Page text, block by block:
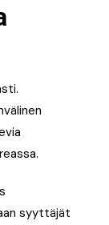
syyttäjät